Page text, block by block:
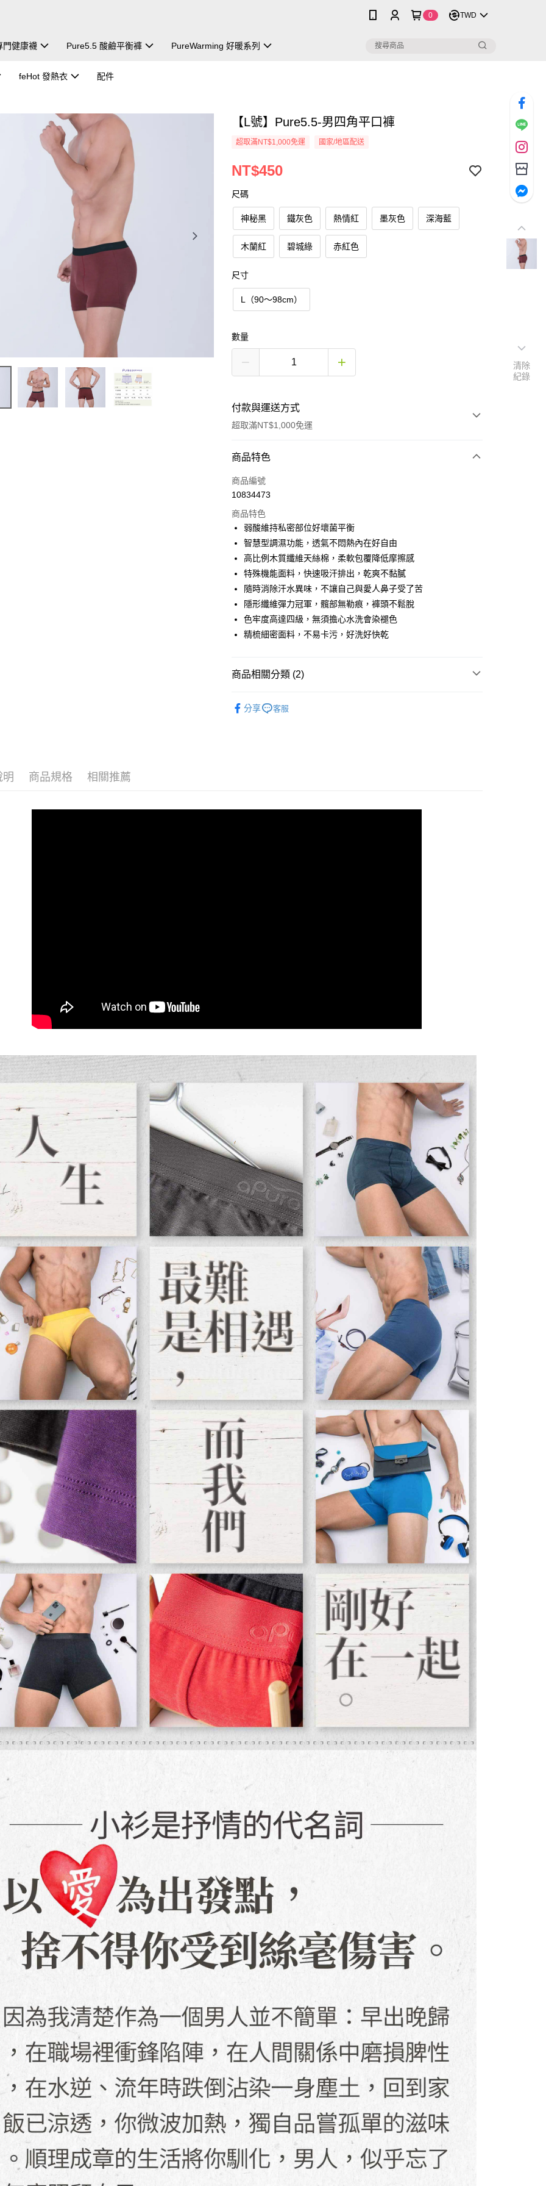
0 TWD
門健康襪 Pure5.5 酸鹼平衡褲 PureWarming 好暖系列
feHot 發熱衣 配件
【L號】Pure5.5-男四角平口褲
超取滿NT$1,000免運 國家/地區配送
NT$450
尺碼
神秘黑 鐵灰色 熱情紅 墨灰色 深海藍
木蘭紅 碧城綠 赤紅色
尺寸
L（90～98cm）
數量
付款與運送方式
超取滿NT$1,000免運
付款方式
信用卡一次付款
LINE Pay
Apple Pay
悠遊付
Google Pay
運送方式
每筆NT$100，滿NT$1,000(含以上)免運費
每筆NT$100，滿NT$1,000(含以上)免運費
宅配
商品特色
商品編號
10834473
商品特色
弱酸維持私密部位好壞菌平衡
智慧型調濕功能，透氣不悶熱內在好自由
高比例木質纖維天絲棉，柔軟包覆降低摩擦感
特殊機能面料，快速吸汗排出，乾爽不黏膩
隨時消除汗水異味，不讓自己與愛人鼻子受了苦
隱形纖維彈力冠軍，髖部無勒痕，褲頭不鬆脫
色牢度高達四級，無須擔心水洗會染褪色
精梳細密面料，不易卡污，好洗好快乾
商品相關分類 (2)
分享 客服
明 商品規格 相關推薦
清除
紀錄